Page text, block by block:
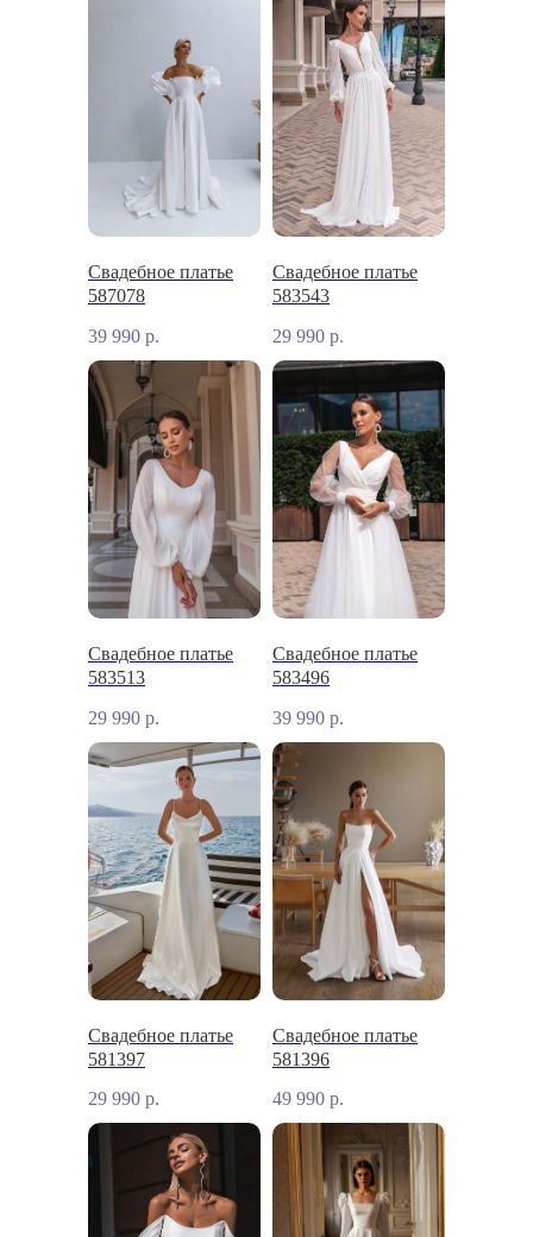
Свадебное платье
587078
39 990 р.
Свадебное платье
583543
29 990 р.
Свадебное платье
583513
29 990 р.
Свадебное платье
583496
39 990 р.
Свадебное платье
581397
29 990 р.
Свадебное платье
581396
49 990 р.